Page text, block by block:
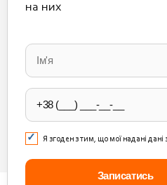
на них
leave
this
field
empty.
Я згоден з тим, що мої надані дані